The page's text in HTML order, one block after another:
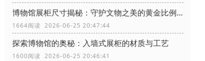
博物馆展柜尺寸揭秘：守护文物之美的黄金比例！
1664阅读 2026-06-25 20:47:44
探索博物馆的奥秘：入墙式展柜的材质与工艺
1600阅读 2026-06-25 20:46:41